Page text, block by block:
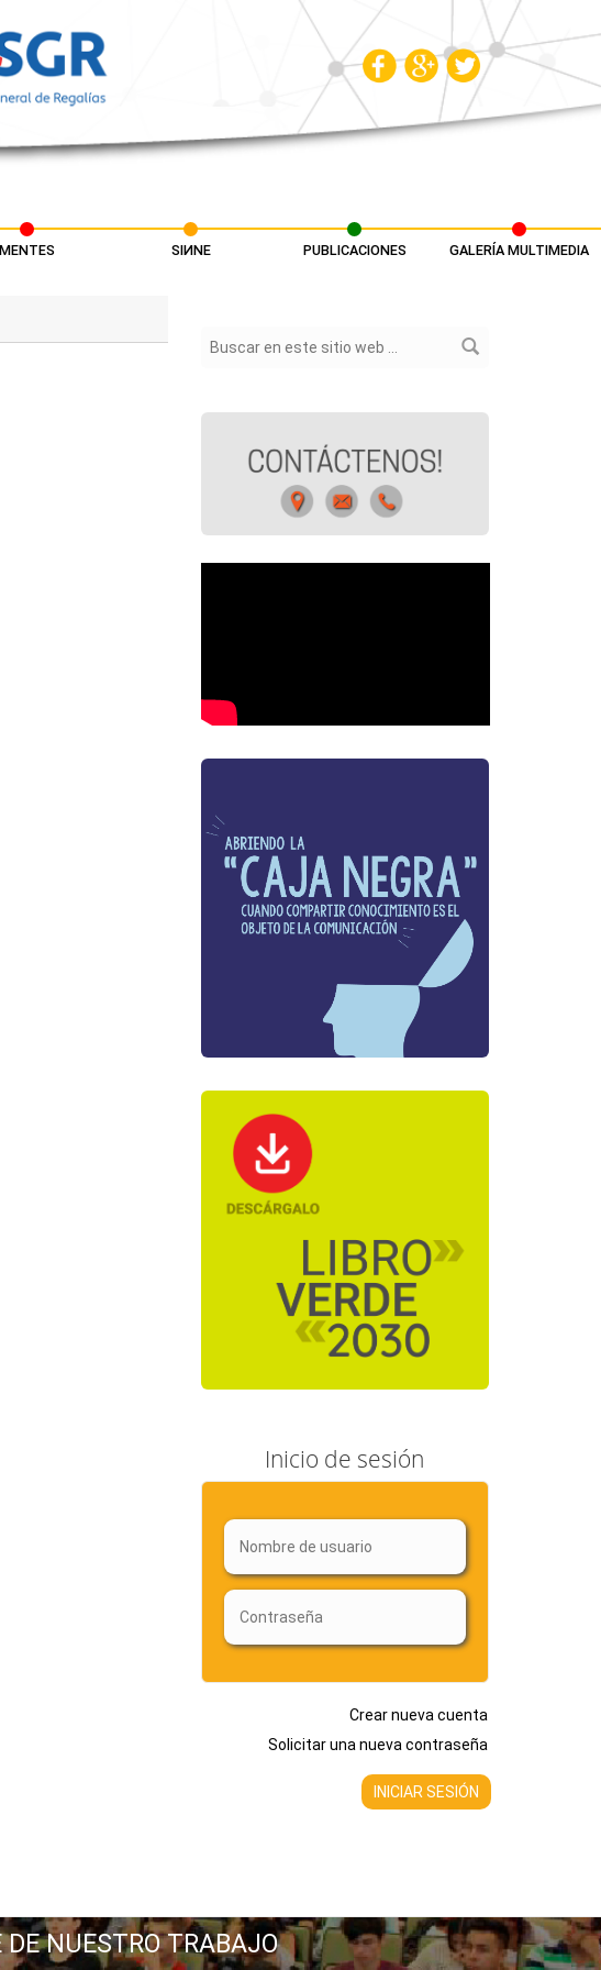
MENTES SIИNE PUBLICACIONES GALERÍA MULTIMEDIA
Formulario de búsqueda
Inicio de sesión
Crear nueva cuenta
Solicitar una nueva contraseña
NUESTRO TRABAJO